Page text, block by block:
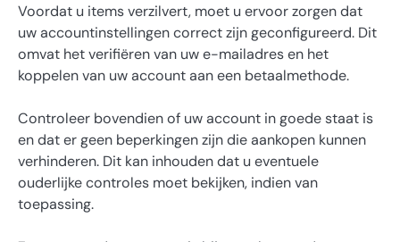
Voordat u items verzilvert, moet u ervoor zorgen dat
uw accountinstellingen correct zijn geconfigureerd. Dit
omvat het verifiëren van uw e-mailadres en het
koppelen van uw account aan een betaalmethode.
Controleer bovendien of uw account in goede staat is
en dat er geen beperkingen zijn die aankopen kunnen
verhinderen. Dit kan inhouden dat u eventuele
ouderlijke controles moet bekijken, indien van
toepassing.